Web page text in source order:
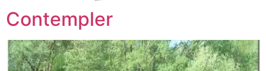
Contempler